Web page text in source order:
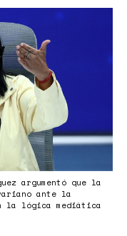
argumentó que la
ante la
la lógica mediática